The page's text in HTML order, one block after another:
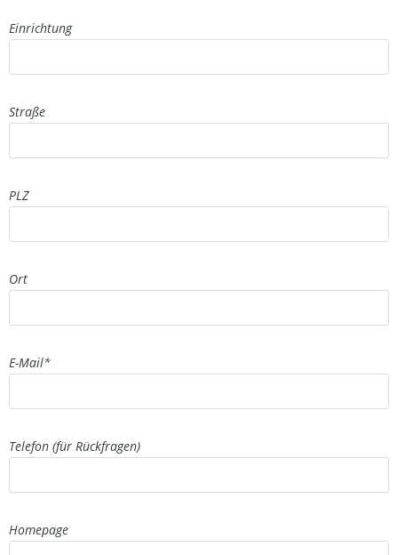
Einrichtung
Straße
PLZ
Ort
E-Mail*
Telefon (für Rückfragen)
Homepage